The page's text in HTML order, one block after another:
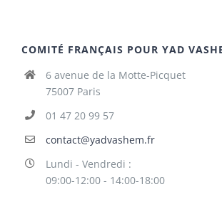
COMITÉ FRANÇAIS POUR YAD
6 avenue de la Motte-Picquet
75007 Paris
01 47 20 99 57
contact@yadvashem.fr
Lundi - Vendredi :
09:00-12:00 - 14:00-18:00